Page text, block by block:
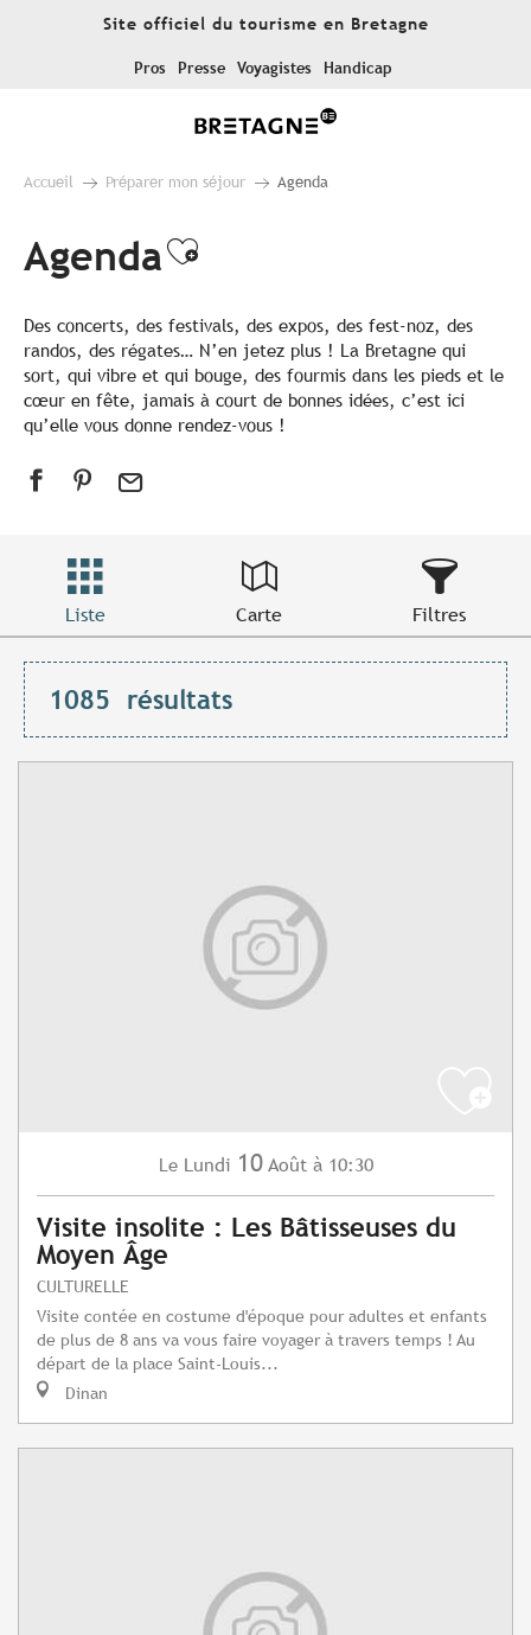
Site officiel du tourisme en Bretagne
Pros Presse Voyagistes Handicap
Accueil Préparer mon séjour Agenda
AgendaAjouter aux favoris
Des concerts, des festivals, des expos, des fest-noz, des
randos, des régates… N’en jetez plus ! La Bretagne qui
sort, qui vibre et qui bouge, des fourmis dans les pieds et le
cœur en fête, jamais à court de bonnes idées, c’est ici
qu’elle vous donne rendez-vous !
Liste Carte Filtres
1085 résultats
Le Lundi 10 Août à 10:30
Visite insolite : Les Bâtisseuses du
Moyen Âge
CULTURELLE
Visite contée en costume d'époque pour adultes et enfants
de plus de 8 ans va vous faire voyager à travers temps ! Au
départ de la place Saint-Louis...
Dinan